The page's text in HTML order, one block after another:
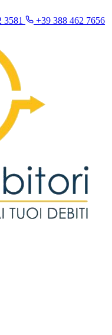
3581
+39 388 462 7656